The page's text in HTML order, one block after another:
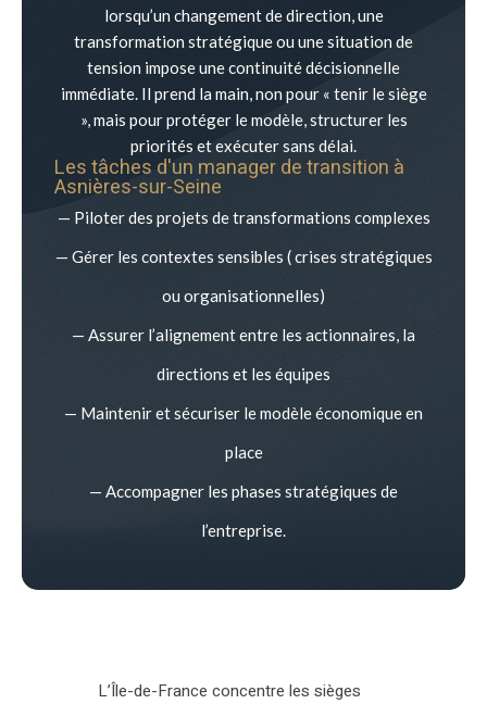
lorsqu’un changement de direction, une
transformation stratégique ou une situation de
tension impose une continuité décisionnelle
immédiate. Il prend la main, non pour « tenir le siège
», mais pour protéger le modèle, structurer les
priorités et exécuter sans délai.
Les tâches d'un manager de transition à
Asnières-sur-Seine
— Piloter des projets de transformations complexes
— Gérer les contextes sensibles ( crises stratégiques
ou organisationnelles)
— Assurer l’alignement entre les actionnaires, la
directions et les équipes
— Maintenir et sécuriser le modèle économique en
place
— Accompagner les phases stratégiques de
l’entreprise.
L’Île-de-France concentre les sièges